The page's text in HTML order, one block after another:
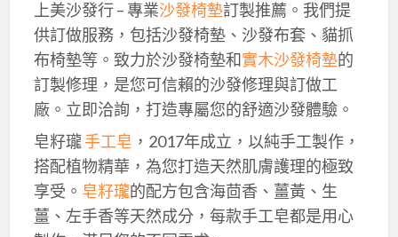
上美沙發行 – 專業沙發椅墊訂製推薦。我們提
供訂做服務，包括沙發椅墊、沙發布套、貓抓
布椅墊等。致力於沙發椅墊和實木沙發椅墊的
訂製修理，是您可信賴的沙發修理與訂做工
廠。立即洽詢，打造專屬您的舒適沙發體驗。
皂籽瓏手工皂 ，2017年成立，以純手工製作，
搭配植物精華，為您打造天然肌膚護理的極致
享受。 皂籽瓏的配方包含海茴香、薑黃、生
薑、左手香等天然成分，每款手工皂都是用心